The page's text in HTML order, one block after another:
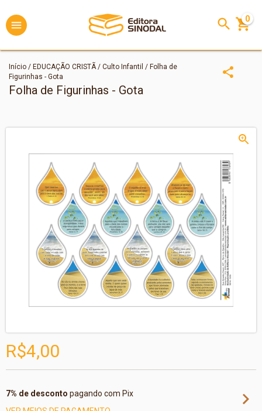
0
Início / EDUCAÇÃO CRISTÃ / Culto Infantil / Folha de
Figurinhas - Gota
Folha de Figurinhas - Gota
R$4,00
7% de desconto pagando com Pix